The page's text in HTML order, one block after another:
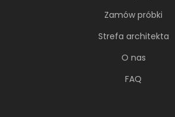
Zamów próbki
Strefa architekta
O nas
FAQ